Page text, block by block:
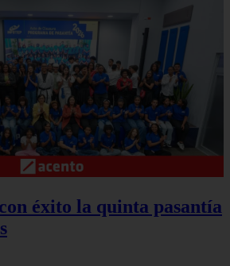
éxito la quinta pasantía